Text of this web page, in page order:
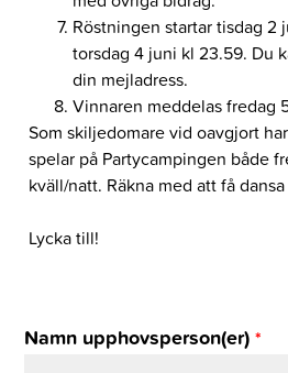
Röstningen startar tisdag 2
torsdag 4 juni kl 23.59. Du
din mejladress.
Vinnaren meddelas fredag
Som skiljedomare vid oavgjort
spelar på Partycampingen både
kväll/natt. Räkna med att få
Lycka till!
Namn upphovsperson(er)*